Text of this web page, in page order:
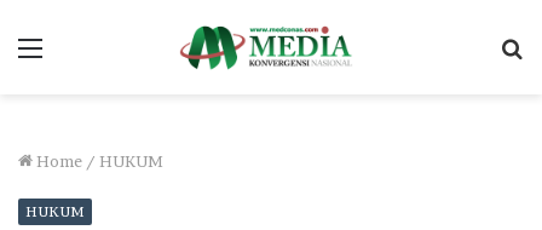
Menu
Home / HUKUM
HUKUM